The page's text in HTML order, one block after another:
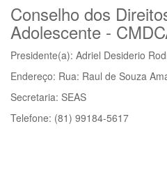
Conselho dos
Adolescente -
Presidente(a): Adriel Desiderio
Endereço: Rua: Raul de Souza
Secretaria: SEAS
Telefone: (81) 99184-5617